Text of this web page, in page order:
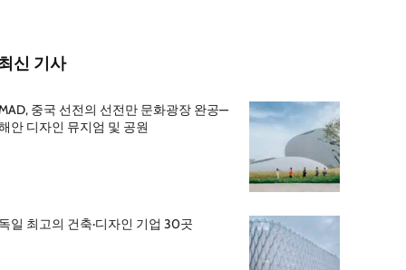
신 기사
중국 선전의 선전만 문화광장 완공—
안 디자인 뮤지엄 및 공원
일 최고의 건축·디자인 기업 30곳